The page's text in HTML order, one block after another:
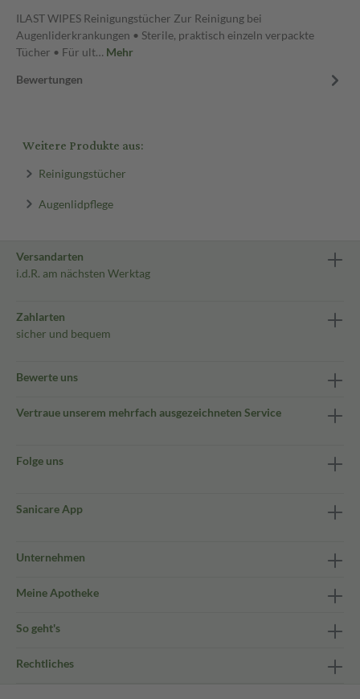
ILAST WIPES Reinigungstücher Zur Reinigung bei
Augenliderkrankungen • Sterile, praktisch einzeln verpackte
Tücher • Für ult… Mehr
Bewertungen
Weitere Produkte aus:
Reinigungstücher
Augenlidpflege
Versandarten
i.d.R. am nächsten Werktag
Zahlarten
sicher und bequem
Bewerte uns
Vertraue unserem mehrfach ausgezeichneten Service
Folge uns
Sanicare App
Unternehmen
Meine Apotheke
So geht's
Rechtliches